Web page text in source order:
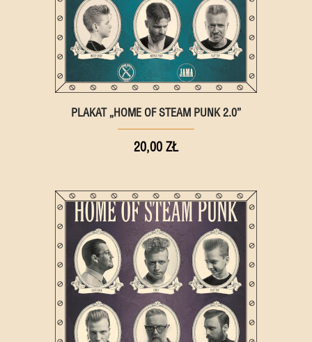
PLAKAT „HOME OF STEAM PUNK 2.0”
20,00 ZŁ